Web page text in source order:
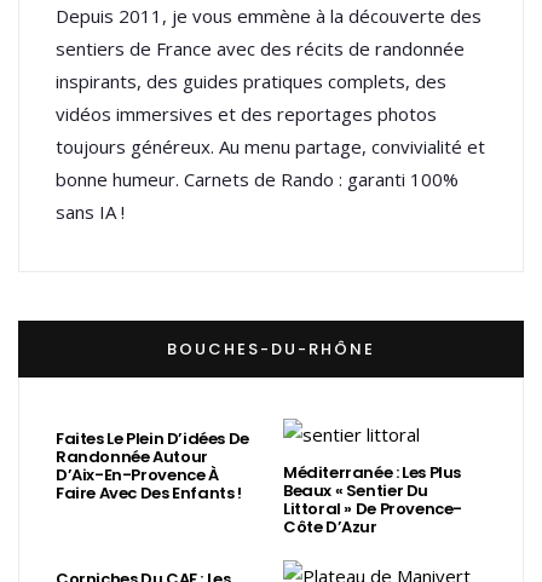
Depuis 2011, je vous emmène à la découverte des
sentiers de France avec des récits de randonnée
inspirants, des guides pratiques complets, des
vidéos immersives et des reportages photos
toujours généreux. Au menu partage, convivialité et
bonne humeur. Carnets de Rando : garanti 100%
sans IA !
BOUCHES-DU-RHÔNE
Faites Le Plein D’idées De
Randonnée Autour
D’Aix-En-Provence À
Faire Avec Des Enfants !
Méditerranée : Les Plus
Beaux « Sentier Du
Littoral » De Provence-
Côte D’Azur